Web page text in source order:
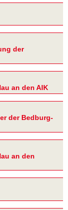
der
an den AIK
der Bedburg-
an den